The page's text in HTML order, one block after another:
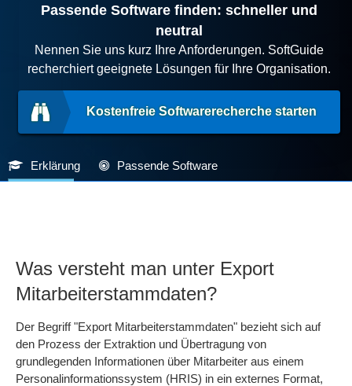
Passende Software finden: schneller und
neutral
Nennen Sie uns kurz Ihre Anforderungen. SoftGuide
recherchiert geeignete Lösungen für Ihre Organisation.
Kostenfreie Softwarerecherche starten
Erklärung Passende Software
Was versteht man unter Export
Mitarbeiterstammdaten?
Der Begriff "Export Mitarbeiterstammdaten" bezieht sich auf
den Prozess der Extraktion und Übertragung von
grundlegenden Informationen über Mitarbeiter aus einem
Personalinformationssystem (HRIS) in ein externes Format,